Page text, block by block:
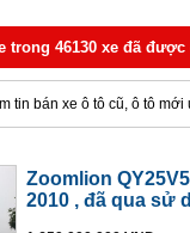
trong 46130 xe đã được
tin bán xe ô tô cũ, ô tô mới
Zoomlion
2010 , đã qua sử